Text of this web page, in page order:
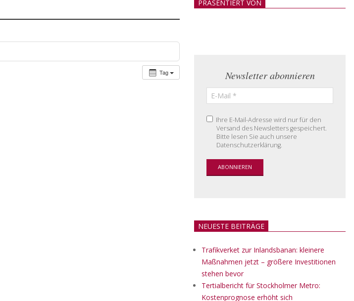
Tag
PRÄSENTIERT VON
Newsletter abonnieren
Ihre E-Mail-Adresse wird nur für den
Versand des Newsletters gespeichert.
Bitte lesen Sie auch unsere
Datenschutzerklärung.
NEUESTE BEITRÄGE
Trafikverket zur Inlandsbanan: kleinere
Maßnahmen jetzt – größere Investitionen
stehen bevor
Tertialbericht für Stockholmer Metro:
Kostenprognose erhöht sich